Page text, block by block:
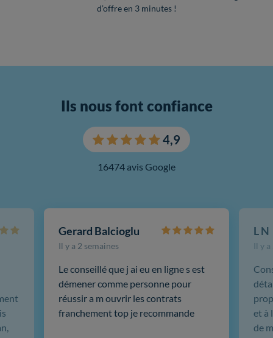
d’offre en 3 minutes !
Ils nous font confiance
4,9
16474 avis Google
Gerard Balcioglu
Il y a 2 semaines
Le conseillé que j ai eu en ligne s est
démener comme personne pour
réussir a m ouvrir les contrats
franchement top je recommande
L N
Il y
et à
de